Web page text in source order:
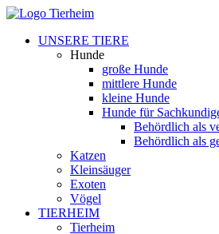
UNSERE TIERE
Hunde
große Hunde
mittlere Hunde
kleine Hunde
Hunde für
Behördlich als
Behördlich als
Katzen
Kleinsäuger
Exoten
Vögel
TIERHEIM
Tierheim